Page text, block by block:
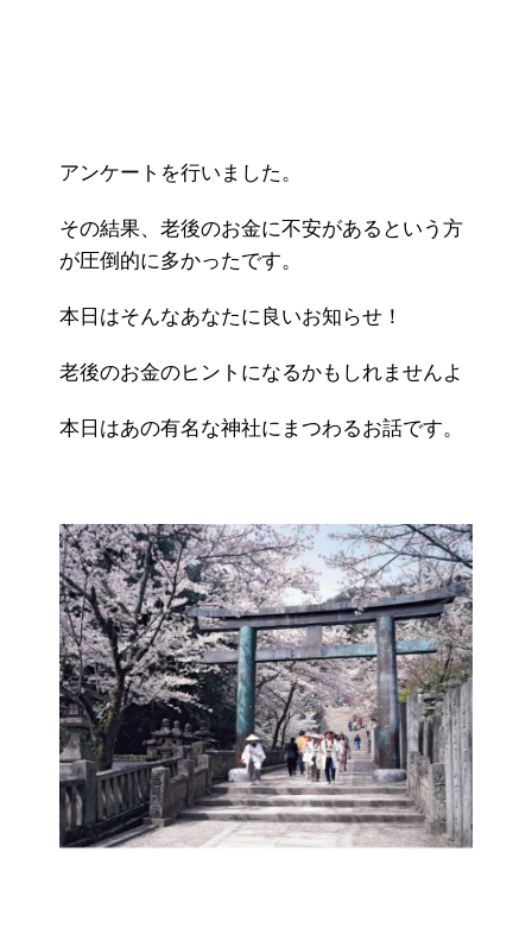
アンケートを行いました。
その結果、老後のお金に不安があるという方
が圧倒的に多かったです。
本日はそんなあなたに良いお知らせ！
老後のお金のヒントになるかもしれませんよ
本日はあの有名な神社にまつわるお話です。